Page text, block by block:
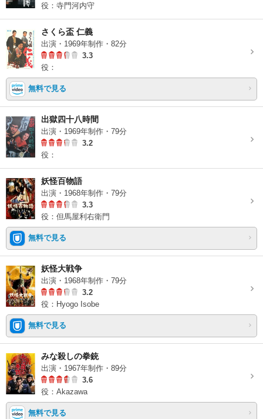
役：寺門河内守
さくら盃 仁義
出演・1969年制作・82分
3.3
役：
無料で見る
出獄四十八時間
出演・1969年制作・79分
3.2
役：
妖怪百物語
出演・1968年制作・79分
3.3
役：但馬屋利右衛門
無料で見る
妖怪大戦争
出演・1968年制作・79分
3.2
役：Hyogo Isobe
無料で見る
みな殺しの拳銃
出演・1967年制作・89分
3.6
役：Akazawa
無料で見る